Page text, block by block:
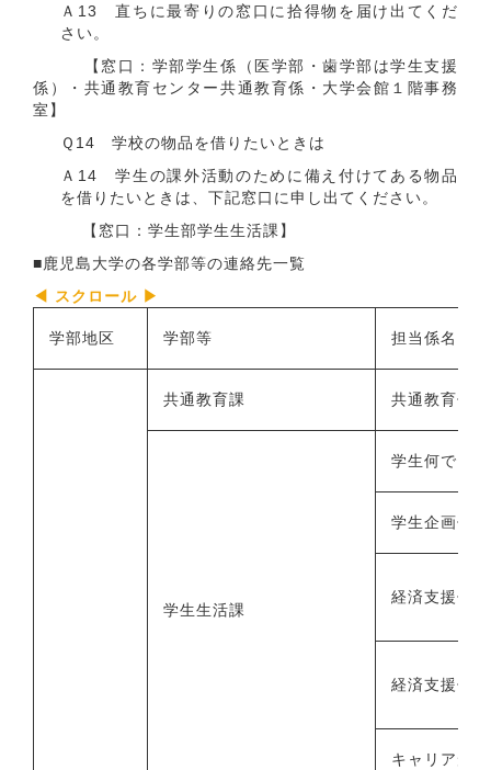
Ａ13 直ちに最寄りの窓口に拾得物を届け出てくだ
さい。
【窓口：学部学生係（医学部・歯学部は学生支援
係）・共通教育センター共通教育係・大学会館１階事務
室】
Ｑ14 学校の物品を借りたいときは
Ａ14 学生の課外活動のために備え付けてある物品
を借りたいときは、下記窓口に申し出てください。
【窓口：学生部学生生活課】
■鹿児島大学の各学部等の連絡先一覧
学部地区 学部等 担当係名
共通教育課 共通教育係
学生生活課
学生何でも
学生企画係
経済支援係
経済支援係
キャリア形